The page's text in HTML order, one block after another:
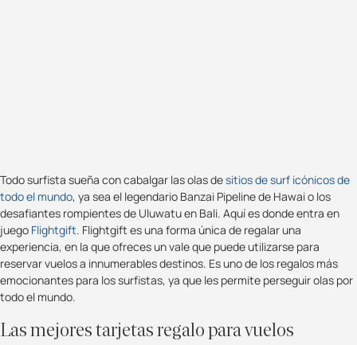
Todo surfista sueña con cabalgar las olas desitios de surf icónicos de
todo el mundo, ya sea el legendario Banzai Pipeline de Hawai o los
desafiantes rompientes de Uluwatu en Bali. Aquí es donde entra en
juego Flightgift. Flightgift es una forma única de regalar una
experiencia, en la que ofreces un vale que puede utilizarse para
reservar vuelos a innumerables destinos. Es uno de los regalos más
emocionantes para los surfistas, ya que les permite perseguir olas por
todo el mundo.
Las mejores tarjetas regalo para vuelos